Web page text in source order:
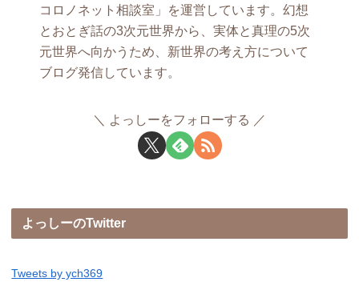
コロノネット相談室」を運営しています。幻想
とおとぎ話の3次元世界から、実体と真理の5次
元世界へ向かうため、新世界の考え方について
ブログ発信しています。
よっしーをフォローする
よっしーのTwitter
Tweets by ych369